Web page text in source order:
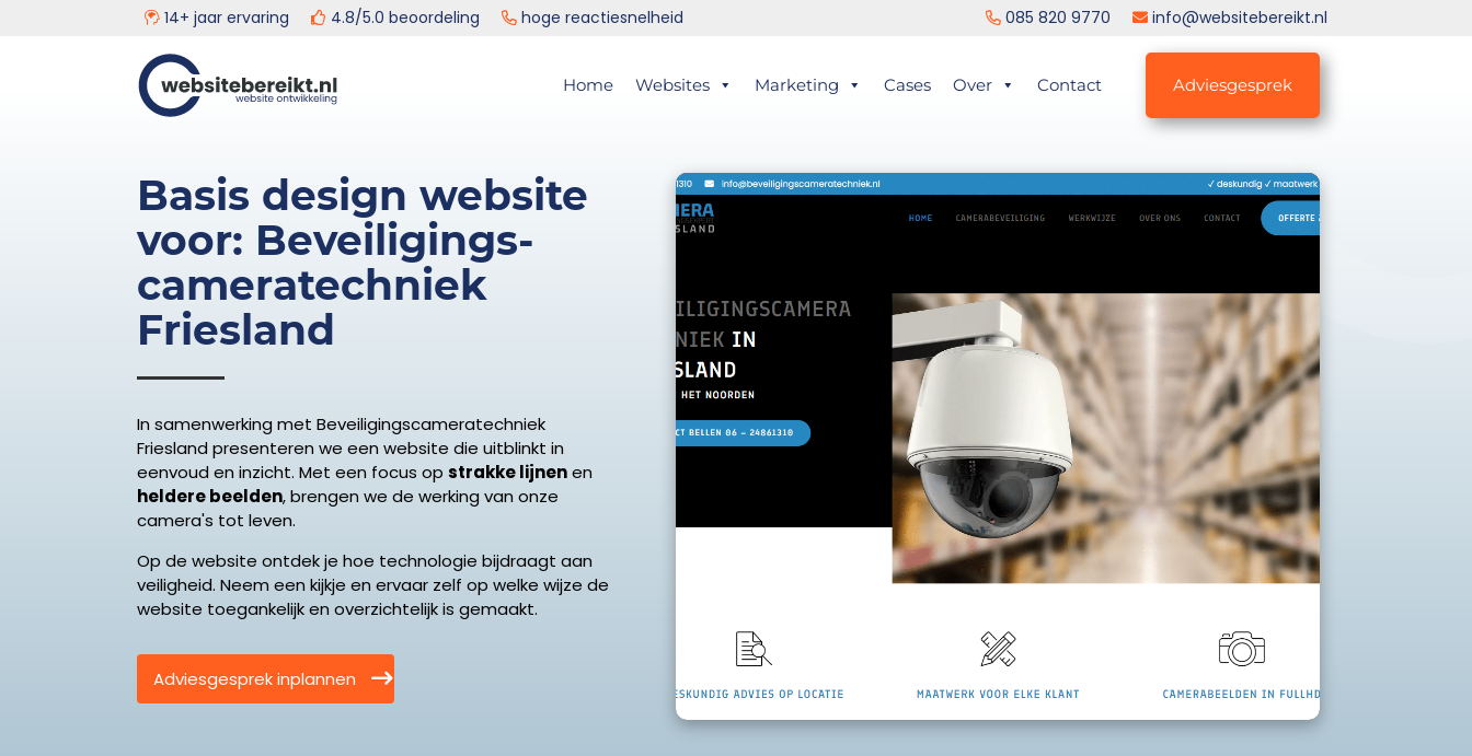
14+ jaar ervaring 4.8/5.0 beoordeling hoge reactiesnelheid 085 820 9770 info@websitebereikt.nl
Websitebereikt.nl Home Websites Marketing Cases Over Contact Adviesgesprek
Basis design website
voor: Beveiligings-
cameratechniek
Friesland
In samenwerking met Beveiligingscameratechniek
Friesland presenteren we een website die uitblinkt in
eenvoud en inzicht. Met een focus op strakke lijnenen
heldere beelden, brengen we de werking van onze
camera's tot leven.
Op de website ontdek je hoe technologie bijdraagt aan
veiligheid. Neem een kijkje en ervaar zelf op welke wijze de
website toegankelijk en overzichtelijk is gemaakt.
Adviesgesprek inplannen